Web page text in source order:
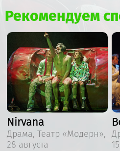
Рекомендуем
Война и мир
Драма, Театр «Модерн»,
15 сентября